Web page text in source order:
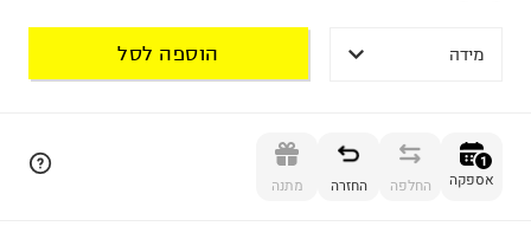
מידה הוספה לסל
1
אספקה החלפה החזרה מתנה